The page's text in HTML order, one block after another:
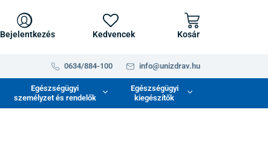
Bejelentkezés Kedvencek Kosár
0634/884-100 info@unizdrav.hu
Egészségügyi
személyzet és rendelők
Egészségügyi
kiegészítők